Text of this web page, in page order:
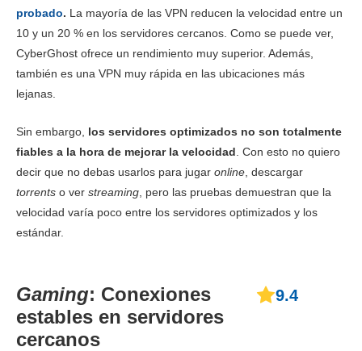
EEUU (New
York)
Descarga
Subida
Ping
Canadá
Ping
80.67 Mbps
65 ms
64 ms
175.09 Mbps
45 ms
158 Mbps
50 ms
probado. La mayoría de las VPN reducen la velocidad entre un
10 y un 20 % en los servidores cercanos. Como se puede ver,
CyberGhost ofrece un rendimiento muy superior. Además,
también es una VPN muy rápida en las ubicaciones más
lejanas.
Sin embargo, los servidores optimizados no son totalmente
fiables a la hora de mejorar la velocidad . Con esto no quiero
decir que no debas usarlos para jugar online , descargar
torrents o ver streaming , pero las pruebas demuestran que la
velocidad varía poco entre los servidores optimizados y los
estándar.
Gaming: Conexiones
estables en servidores
cercanos
9.4